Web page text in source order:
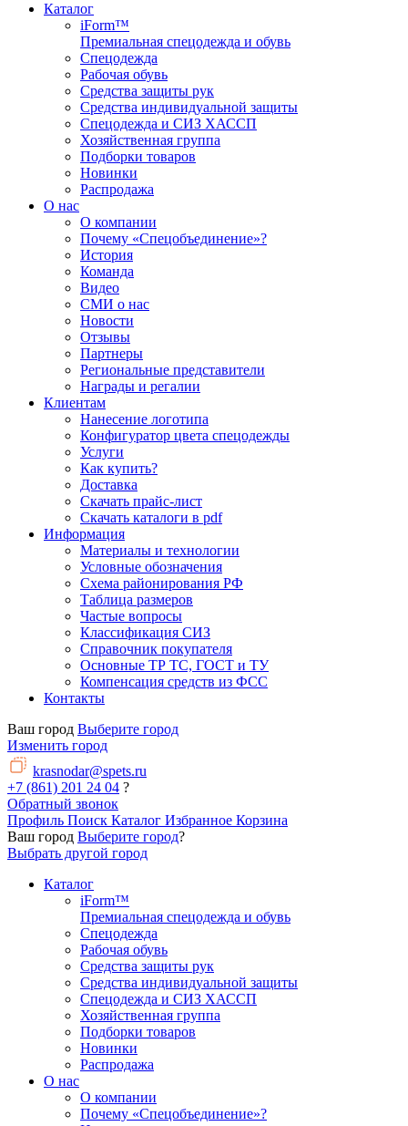
Каталог
iForm™
Премиальная спецодежда и обувь
Спецодежда
Рабочая обувь
Средства защиты рук
Средства индивидуальной защиты
Спецодежда и СИЗ ХАССП
Хозяйственная группа
Подборки товаров
Новинки
Распродажа
О нас
О компании
Почему «Спецобъединение»?
История
Команда
Видео
СМИ о нас
Новости
Отзывы
Партнеры
Региональные представители
Награды и регалии
Клиентам
Нанесение логотипа
Конфигуратор цвета спецодежды
Услуги
Как купить?
Доставка
Скачать прайс-лист
Скачать каталоги в pdf
Информация
Материалы и технологии
Условные обозначения
Схема районирования РФ
Таблица размеров
Частые вопросы
Классификация СИЗ
Справочник покупателя
Основные ТР ТС, ГОСТ и ТУ
Компенсация средств из ФСС
Контакты
Ваш город Выберите город
Изменить город
krasnodar@spets.ru
+7 (861) 201 24 04 ?
Обратный звонок
Профиль Поиск Каталог Избранное Корзина
Ваш город Выберите город?
Выбрать другой город
Каталог
iForm™
Премиальная спецодежда и обувь
Спецодежда
Рабочая обувь
Средства защиты рук
Средства индивидуальной защиты
Спецодежда и СИЗ ХАССП
Хозяйственная группа
Подборки товаров
Новинки
Распродажа
О нас
О компании
Почему «Спецобъединение»?